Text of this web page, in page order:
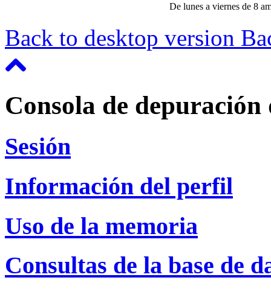
De lunes a viernes de 8
Back to desktop version
Consola de depuración
Sesión
Información del perfil
Uso de la memoria
Consultas de la base de